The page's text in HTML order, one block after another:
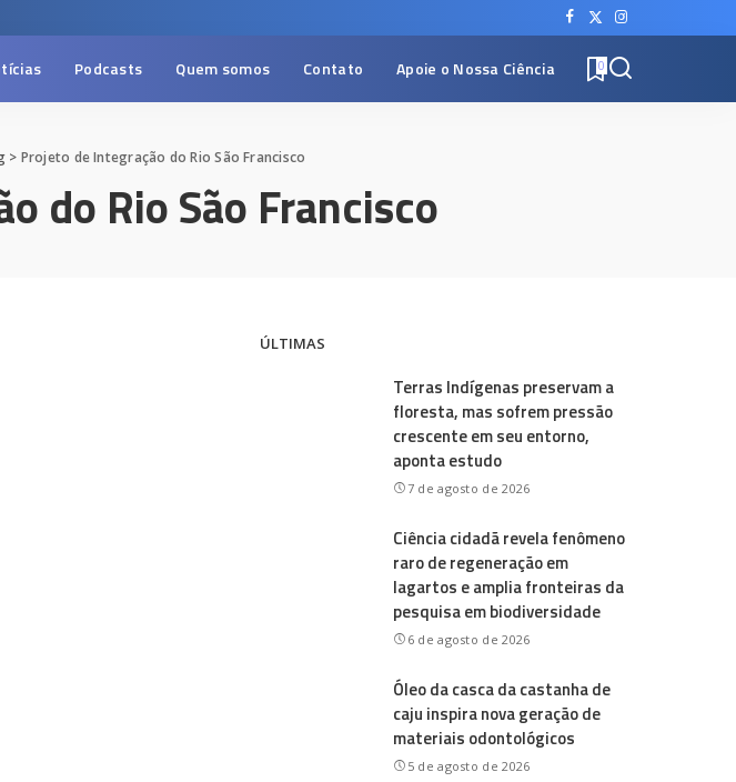
Podcasts Quem somos Contato Apoie o Nossa Ciência 0
> Projeto de Integração do Rio São Francisco
do Rio São Francisco
ÚLTIMAS
Terras Indígenas preservam a
floresta, mas sofrem pressão
crescente em seu entorno,
aponta estudo
7 de agosto de 2026
Ciência cidadã revela fenômeno
raro de regeneração em
lagartos e amplia fronteiras da
pesquisa em biodiversidade
6 de agosto de 2026
Óleo da casca da castanha de
caju inspira nova geração de
materiais odontológicos
5 de agosto de 2026